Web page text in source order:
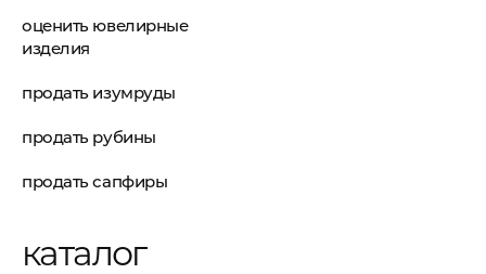
оценить ювелирные
изделия
продать изумруды
продать рубины
продать сапфиры
каталог